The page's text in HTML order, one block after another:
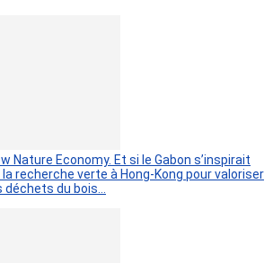
Nature Economy. Et si le Gabon s’inspirait
la recherche verte à Hong-Kong pour valoriser
déchets du bois…